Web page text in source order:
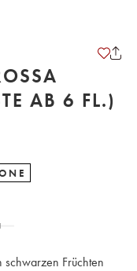
AB 6 FL.)
Früchten